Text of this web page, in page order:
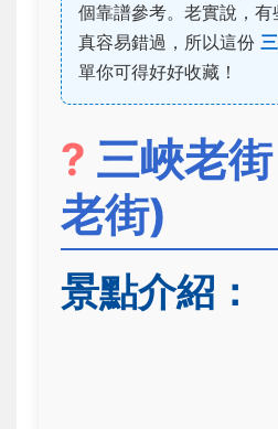
個靠譜參考。老實說，
真容易錯過，所以這份
單你可得好好收藏！
? 三峽老
老街)
景點介紹：